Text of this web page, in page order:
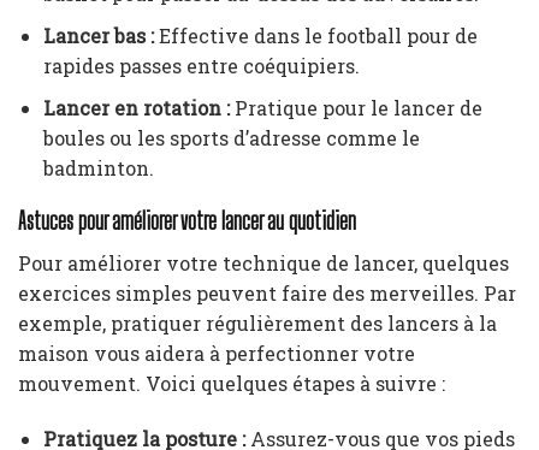
Lancer bas :Effective dans le football pour de
rapides passes entre coéquipiers.
Lancer en rotation :Pratique pour le lancer de
boules ou les sports d’adresse comme le
badminton.
Astuces pour améliorer votre lancer au quotidien
Pour améliorer votre technique de lancer, quelques
exercices simples peuvent faire des merveilles. Par
exemple, pratiquer régulièrement des lancers à la
maison vous aidera à perfectionner votre
mouvement. Voici quelques étapes à suivre :
Pratiquez la posture :Assurez-vous que vos pieds